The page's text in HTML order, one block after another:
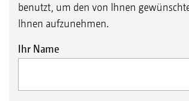
benutzt, um den von Ihnen
Ihnen aufzunehmen.
Ihr Name